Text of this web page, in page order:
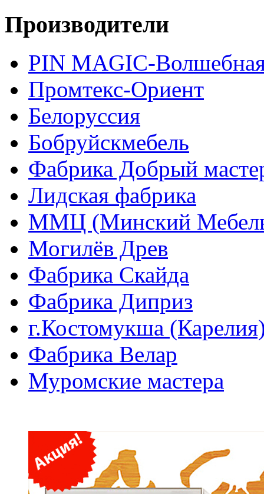
Производители
PIN MAGIС-
Промтекс-Ориент
Белоруссия
Бобруйскмебель
Фабрика Добрый
Лидская фабрика
ММЦ (Минский
Могилёв Древ
Фабрика Скайда
Фабрика Диприз
г.Костомукша
Фабрика Велар
Муромские мастера